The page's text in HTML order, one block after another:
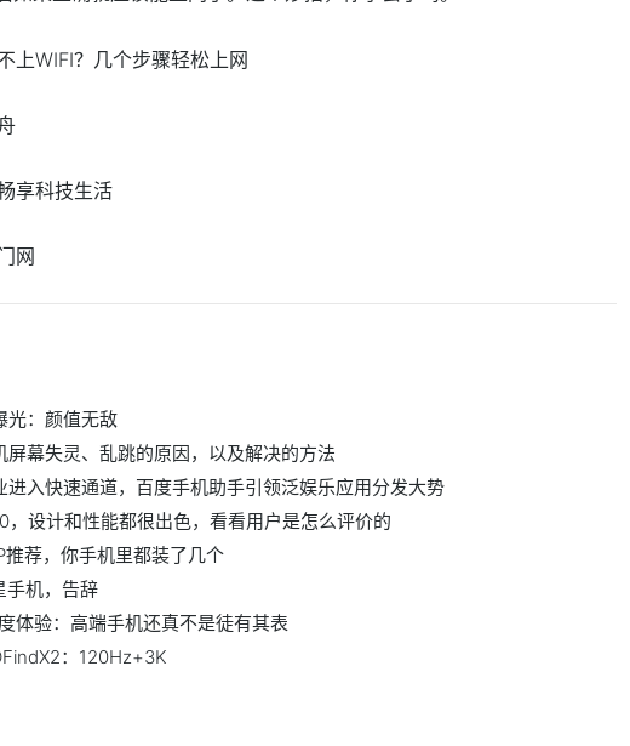
享科技生活
网
光：颜值无敌
屏幕失灵、乱跳的原因，以及解决的方法
进入快速通道，百度手机助手引领泛娱乐应用分发大势
，设计和性能都很出色，看看用户是怎么评价的
推荐，你手机里都装了几个
手机，告辞
体验：高端手机还真不是徒有其表
：120Hz+3K